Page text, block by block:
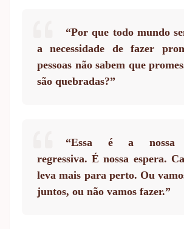
“Por que todo mundo
a necessidade de fazer
pessoas não sabem que
são quebradas?”
“Essa é a nossa
regressiva. É nossa espera.
leva mais para perto. Ou
juntos, ou não vamos fazer.”